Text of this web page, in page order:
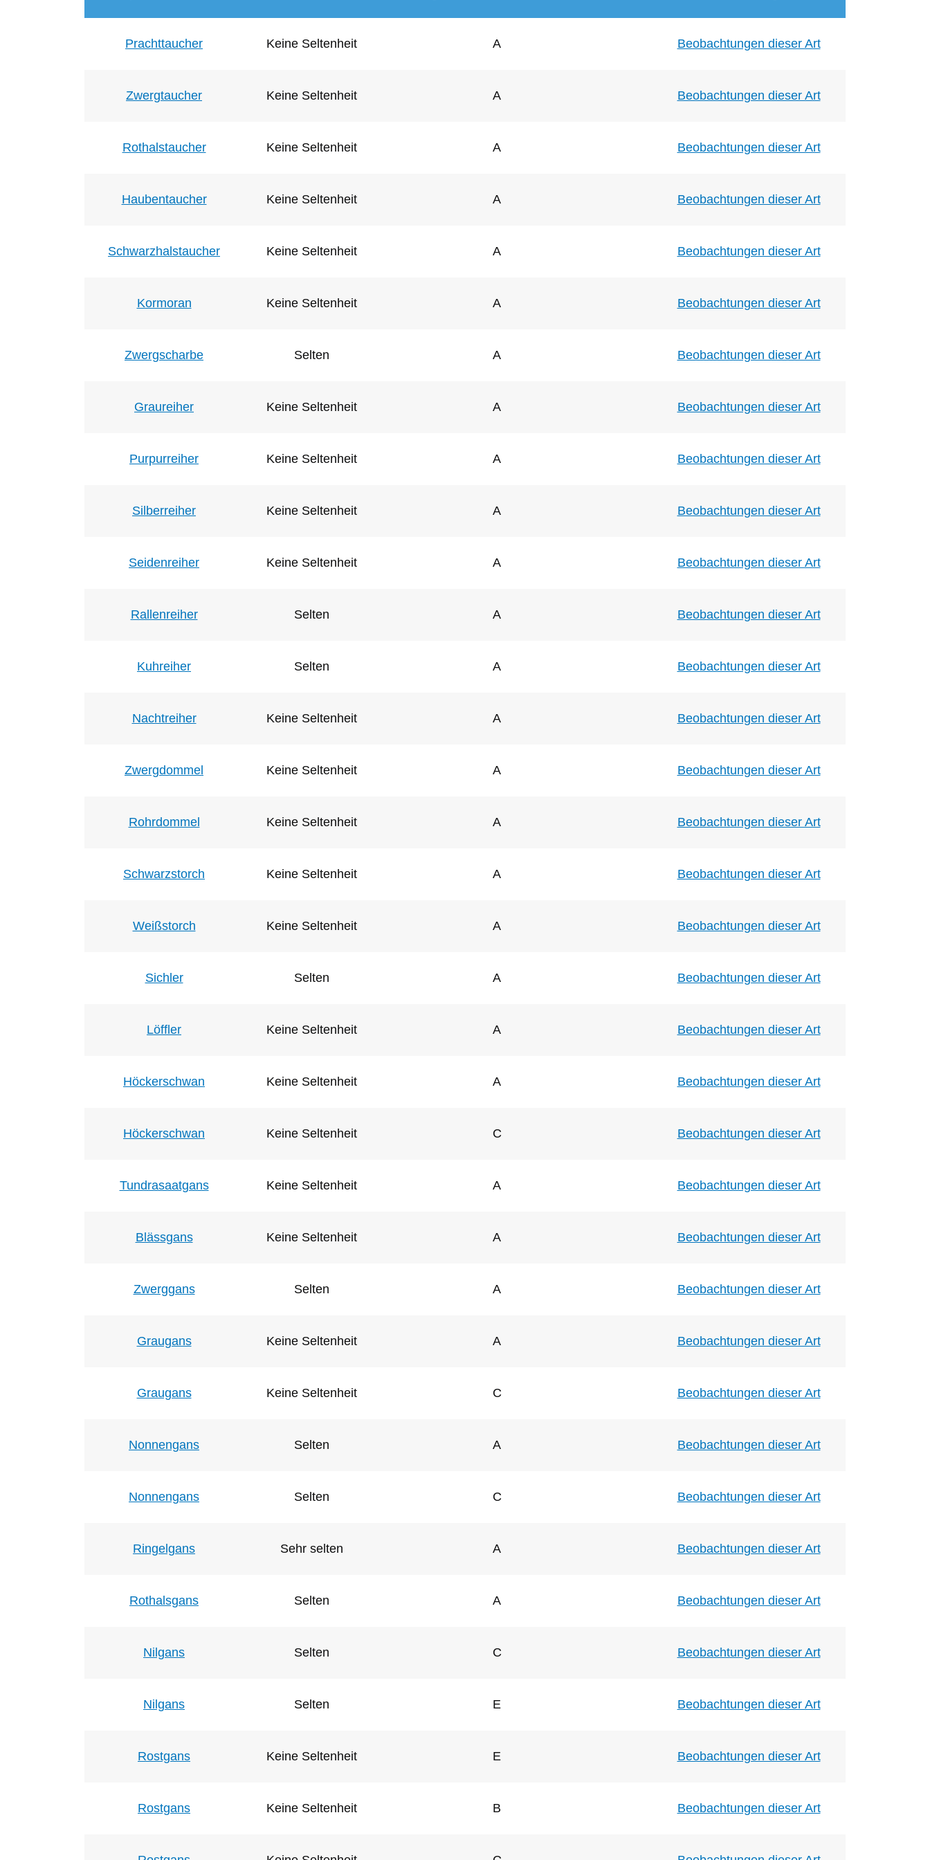
Prachttaucher Keine Seltenheit A Beobachtungen dieser Art
Zwergtaucher Keine Seltenheit A Beobachtungen dieser Art
Rothalstaucher Keine Seltenheit A Beobachtungen dieser Art
Haubentaucher Keine Seltenheit A Beobachtungen dieser Art
Schwarzhalstaucher Keine Seltenheit A Beobachtungen dieser Art
Kormoran Keine Seltenheit A Beobachtungen dieser Art
Zwergscharbe Selten A Beobachtungen dieser Art
Graureiher Keine Seltenheit A Beobachtungen dieser Art
Purpurreiher Keine Seltenheit A Beobachtungen dieser Art
Silberreiher Keine Seltenheit A Beobachtungen dieser Art
Seidenreiher Keine Seltenheit A Beobachtungen dieser Art
Rallenreiher Selten A Beobachtungen dieser Art
Kuhreiher Selten A Beobachtungen dieser Art
Nachtreiher Keine Seltenheit A Beobachtungen dieser Art
Zwergdommel Keine Seltenheit A Beobachtungen dieser Art
Rohrdommel Keine Seltenheit A Beobachtungen dieser Art
Schwarzstorch Keine Seltenheit A Beobachtungen dieser Art
Weißstorch Keine Seltenheit A Beobachtungen dieser Art
Sichler Selten A Beobachtungen dieser Art
Löffler Keine Seltenheit A Beobachtungen dieser Art
Höckerschwan Keine Seltenheit A Beobachtungen dieser Art
Höckerschwan Keine Seltenheit C Beobachtungen dieser Art
Tundrasaatgans Keine Seltenheit A Beobachtungen dieser Art
Blässgans Keine Seltenheit A Beobachtungen dieser Art
Zwerggans Selten A Beobachtungen dieser Art
Graugans Keine Seltenheit A Beobachtungen dieser Art
Graugans Keine Seltenheit C Beobachtungen dieser Art
Nonnengans Selten A Beobachtungen dieser Art
Nonnengans Selten C Beobachtungen dieser Art
Ringelgans Sehr selten A Beobachtungen dieser Art
Rothalsgans Selten A Beobachtungen dieser Art
Nilgans Selten C Beobachtungen dieser Art
Nilgans Selten E Beobachtungen dieser Art
Rostgans Keine Seltenheit E Beobachtungen dieser Art
Rostgans Keine Seltenheit B Beobachtungen dieser Art